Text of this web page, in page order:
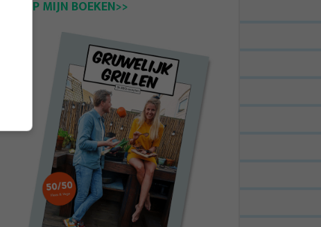
KOOP MIJN BOEKEN>>